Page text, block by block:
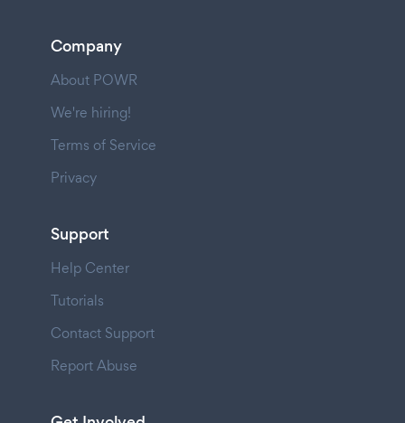
Company
About POWR
We're hiring!
Terms of Service
Privacy
Support
Help Center
Tutorials
Contact Support
Report Abuse